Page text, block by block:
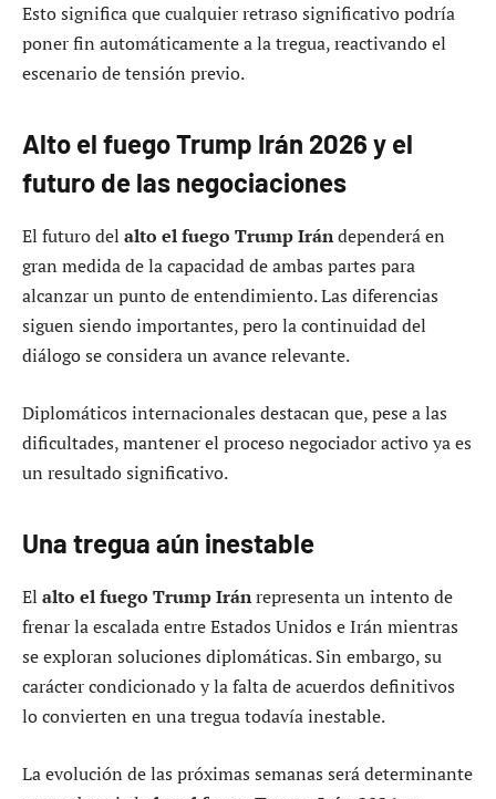
Esto significa que cualquier retraso significativo podría
poner fin automáticamente a la tregua, reactivando el
escenario de tensión previo.
Alto el fuego Trump Irán 2026 y el
futuro de las negociaciones
El futuro del alto el fuego Trump Irándependerá en
gran medida de la capacidad de ambas partes para
alcanzar un punto de entendimiento. Las diferencias
siguen siendo importantes, pero la continuidad del
diálogo se considera un avance relevante.
Diplomáticos internacionales destacan que, pese a las
dificultades, mantener el proceso negociador activo ya es
un resultado significativo.
Una tregua aún inestable
El alto el fuego Trump Iránrepresenta un intento de
frenar la escalada entre Estados Unidos e Irán mientras
se exploran soluciones diplomáticas. Sin embargo, su
carácter condicionado y la falta de acuerdos definitivos
lo convierten en una tregua todavía inestable.
La evolución de las próximas semanas será determinante